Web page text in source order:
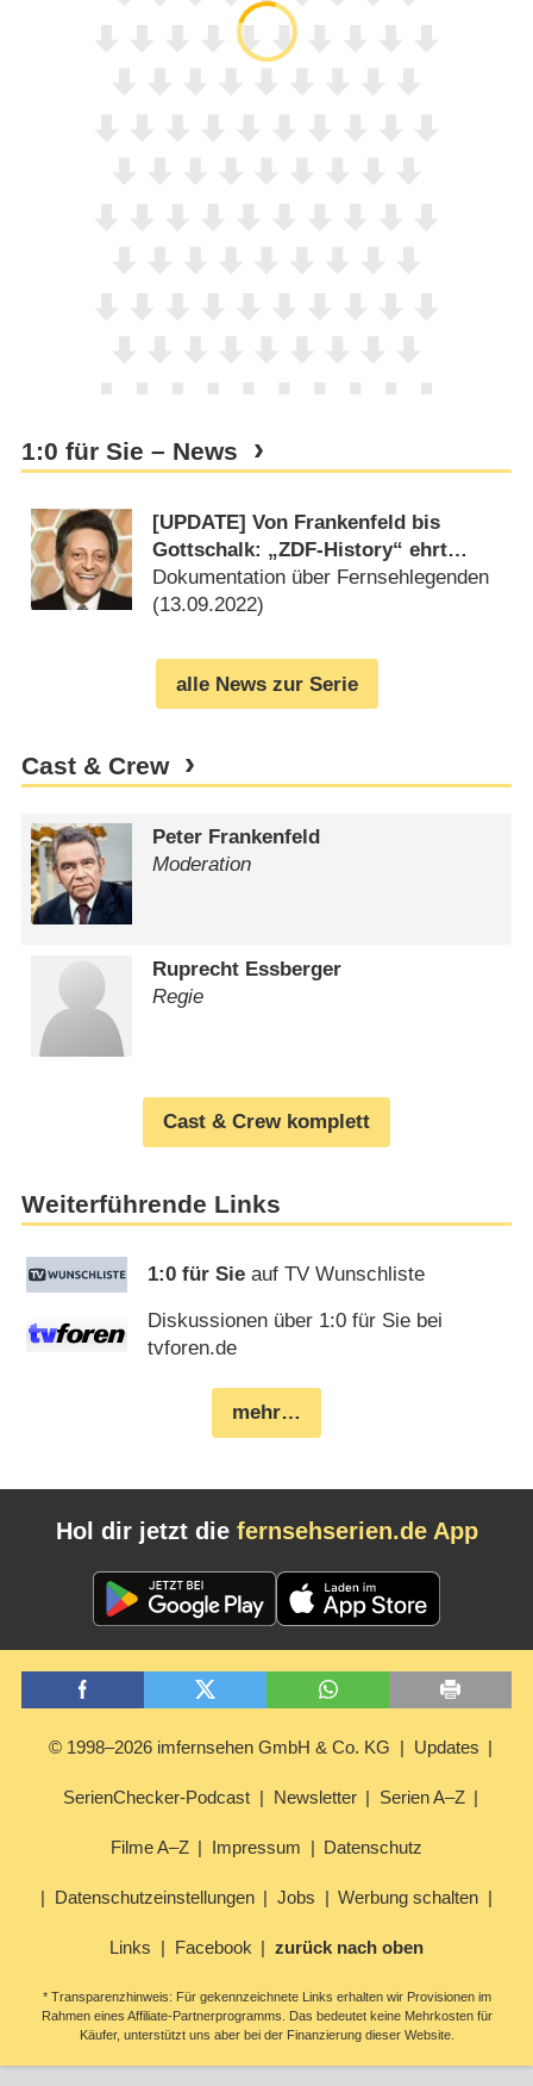
1:0 für Sie – News
[UPDATE] Von Frankenfeld bis
Gottschalk: „ZDF-History“ ehrt
Deutschlands große Showmaster
Dokumentation über Fernsehlegenden
(13.09.2022)
alle News zur Serie
Cast & Crew
Peter Frankenfeld
Moderation
Ruprecht Essberger
Regie
Cast & Crew komplett
Weiterführende Links
1:0 für Sie auf TV Wunschliste
Diskussionen über 1:0 für Sie bei
tvforen.de
mehr…
Hol dir jetzt die fernsehserien.de App
© 1998–2026 imfernsehen GmbH & Co. KG Updates
SerienChecker-Podcast Newsletter Serien A–Z
Filme A–Z Impressum Datenschutz
Datenschutzeinstellungen Jobs Werbung schalten
Links Facebook zurück nach oben
* Transparenzhinweis: Für gekennzeichnete Links erhalten wir Provisionen im
Rahmen eines Affiliate-Partnerprogramms. Das bedeutet keine Mehrkosten für
Käufer, unterstützt uns aber bei der Finanzierung dieser Website.